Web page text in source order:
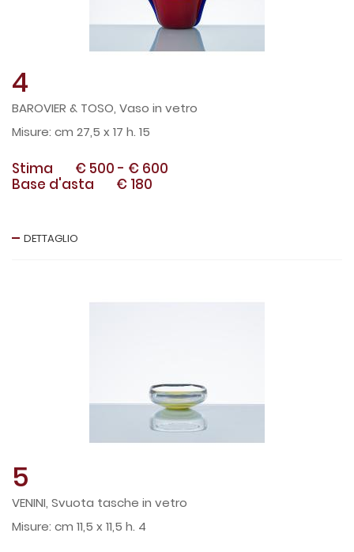
4
BAROVIER & TOSO, Vaso in vetro
cm 27,5 x 17 h. 15
Stima € 500 - € 600
Base d'asta
€ 180
DETTAGLIO
5
VENINI, Svuota tasche in vetro
cm 11,5 x 11,5 h. 4